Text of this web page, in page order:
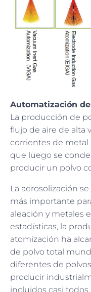
Automatización de
La producción de
flujo de aire de alta
corrientes de
que luego se
producir un polvo
La aerosolización
más importante
aleación y metales
estadísticas, la
atomización ha
de polvo total
diferentes de
producir
incluidos casi